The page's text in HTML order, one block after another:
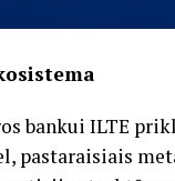
bankui ILTE
pastaraisiais